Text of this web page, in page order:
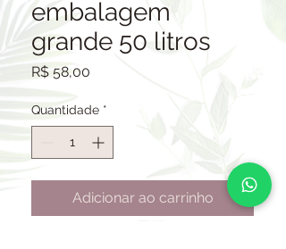
embalagem
grande 50 litros
R$ 58,00
Quantidade *
Adicionar ao carrinho